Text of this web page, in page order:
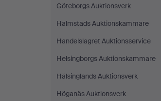
Göteborgs Auktionsverk
Halmstads Auktionskammare
Handelslagret Auktionsservice
Helsingborgs Auktionskammare
Hälsinglands Auktionsverk
Höganäs Auktionsverk